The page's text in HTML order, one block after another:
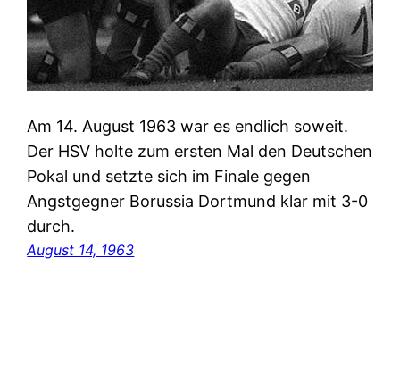
Am 14. August 1963 war es endlich soweit.
Der HSV holte zum ersten Mal den Deutschen
Pokal und setzte sich im Finale gegen
Angstgegner Borussia Dortmund klar mit 3-0
durch.
August 14, 1963